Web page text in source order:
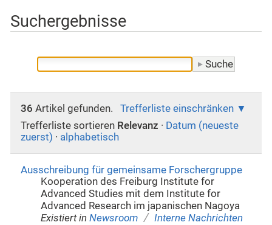
Suchergebnisse
36 Artikel gefunden.
Trefferliste einschränken
Trefferliste sortieren Relevanz · Datum (neueste
zuerst) · alphabetisch
Ausschreibung für gemeinsame Forschergruppe
Kooperation des Freiburg Institute for
Advanced Studies mit dem Institute for
Advanced Research im japanischen Nagoya
Existiert in Newsroom / Interne Nachrichten